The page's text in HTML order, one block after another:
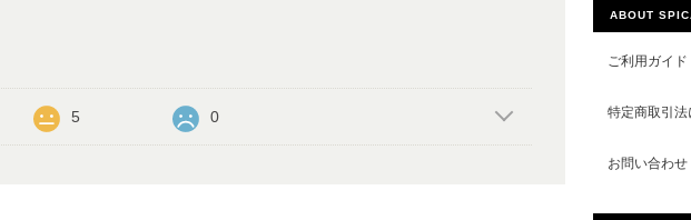
5 0
ABOUT
ご利用ガイド
特定商取引
お問い合わせ